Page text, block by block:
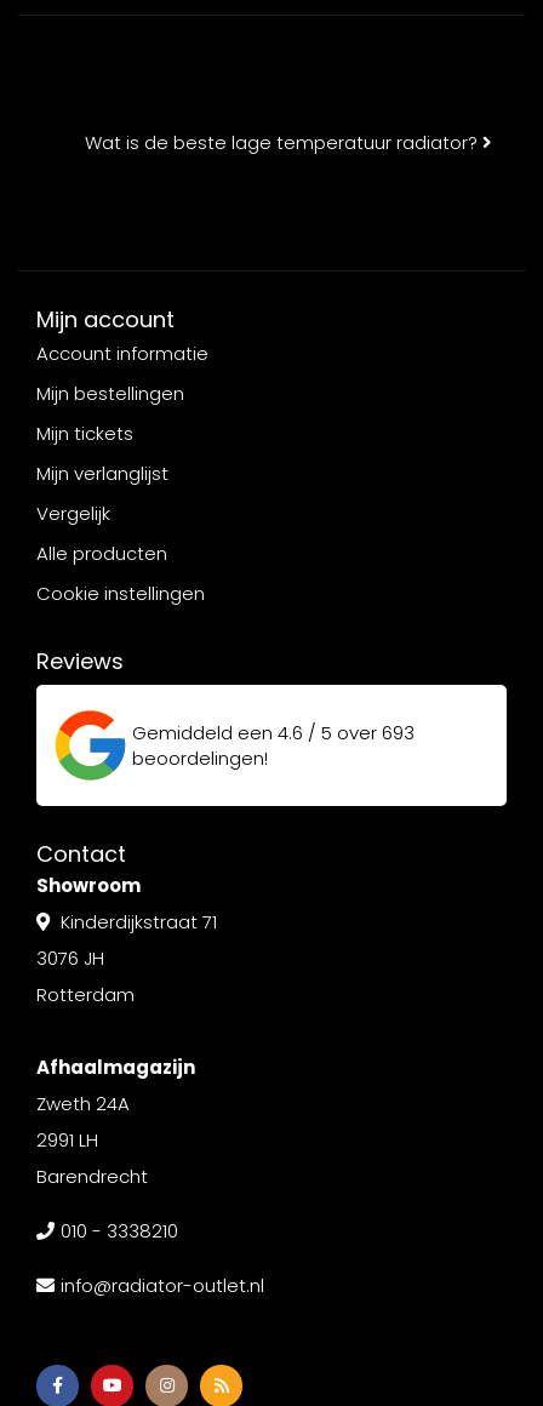
Wat is de beste lage temperatuur radiator?
Mijn account
Account informatie
Mijn bestellingen
Mijn tickets
Mijn verlanglijst
Vergelijk
Alle producten
Cookie instellingen
Reviews
Gemiddeld een 4.6 / 5 over693
beoordelingen!
Contact
Showroom
Kinderdijkstraat 71
3076 JH
Rotterdam
Afhaalmagazijn
Zweth 24A
2991 LH
Barendrecht
010 - 3338210
info@radiator-outlet.nl